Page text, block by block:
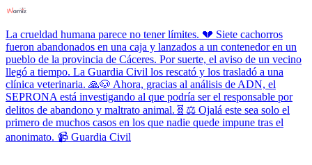
La crueldad humana parece no tener límites. 💔 Siete cachorros
fueron abandonados en una caja y lanzados a un contenedor en un
pueblo de la provincia de Cáceres. Por suerte, el aviso de un vecino
llegó a tiempo. La Guardia Civil los rescató y los trasladó a una
clínica veterinaria. 🙏🐶 Ahora, gracias al análisis de ADN, el
SEPRONA está investigando al que podría ser el responsable por
delitos de abandono y maltrato animal.🧬⚖️ Ojalá este sea solo el
primero de muchos casos en los que nadie quede impune tras el
anonimato. 📹 Guardia Civil